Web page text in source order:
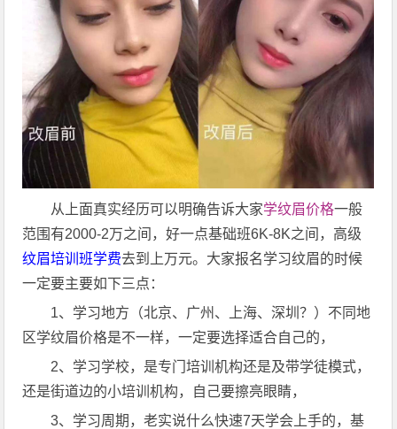
从上面真实经历可以明确告诉大家学纹眉价格一般
范围有2000-2万之间，好一点基础班6K-8K之间，高级
纹眉培训班学费去到上万元。大家报名学习纹眉的时候
一定要主要如下三点：
1、学习地方（北京、广州、上海、深圳？）不同地
区学纹眉价格是不一样，一定要选择适合自己的，
2、学习学校，是专门培训机构还是及带学徒模式，
还是街道边的小培训机构，自己要擦亮眼睛，
3、学习周期，老实说什么快速7天学会上手的，基